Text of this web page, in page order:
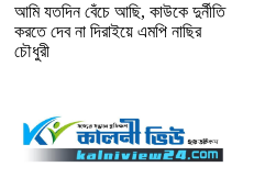
আমি যতদিন বেঁচে আছি, কাউকে দুর্নীতি
করতে দেব না দিরাইয়ে এমপি নাছির
চৌধুরী